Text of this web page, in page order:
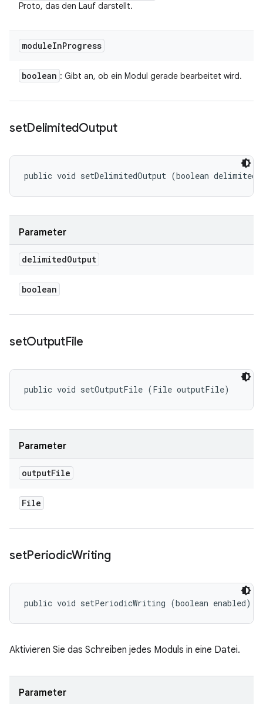
Proto, das den Lauf darstellt.
moduleInProgress
boolean : Gibt an, ob ein Modul gerade bearbeitet wird.
setDelimitedOutput
public void setDelimitedOutput (boolean
Parameter
delimitedOutput
boolean
setOutputFile
public void setOutputFile (File outputFile)
Parameter
outputFile
File
setPeriodicWriting
public void setPeriodicWriting (boolean enabled)
Aktivieren Sie das Schreiben jedes Moduls in eine Datei.
Parameter